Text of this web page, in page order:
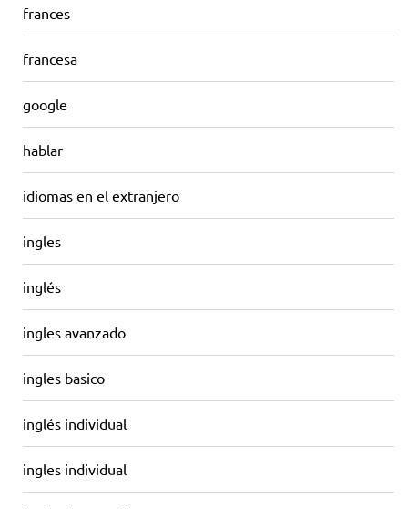
frances
francesa
google
hablar
idiomas en el extranjero
ingles
inglés
ingles avanzado
ingles basico
inglés individual
ingles individual